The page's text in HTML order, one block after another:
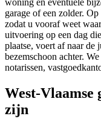
woning en eventuele
garage of een zolder.
zodat u vooraf weet
uitvoering op een dag
plaatse, voert af naar de
bezemschoon achter.
notarissen,
West-Vlaamse
zijn